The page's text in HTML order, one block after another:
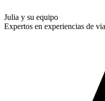
Julia y su equipo
Expertos en experiencias de